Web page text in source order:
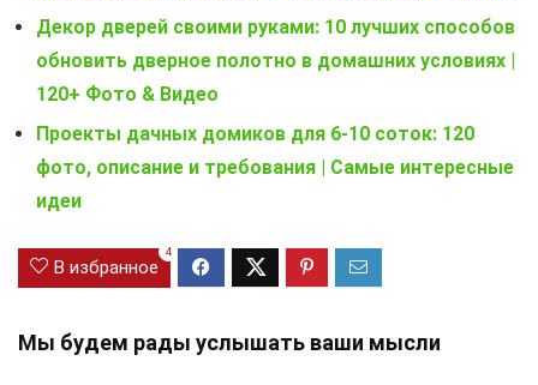
Декор дверей своими руками: 10 лучших способов
обновить дверное полотно в домашних условиях |
120+ Фото & Видео
Проекты дачных домиков для 6-10 соток: 120
фото, описание и требования | Самые интересные
идеи
В избранное
4
Мы будем рады услышать ваши мысли